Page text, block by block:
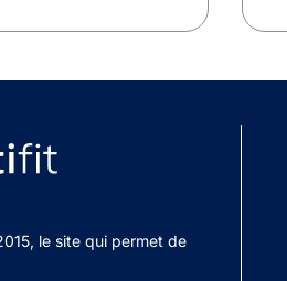
le site qui permet de